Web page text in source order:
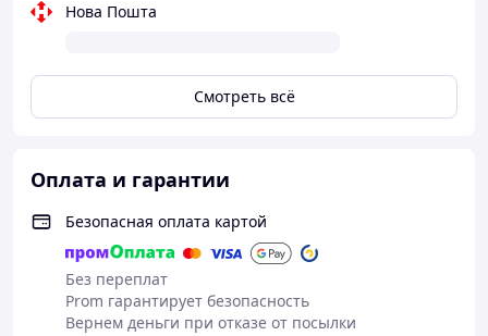
Нова Пошта
Смотреть всё
Оплата и гарантии
Безопасная оплата картой
Без переплат
Prom гарантирует безопасность
Вернем деньги при отказе от посылки